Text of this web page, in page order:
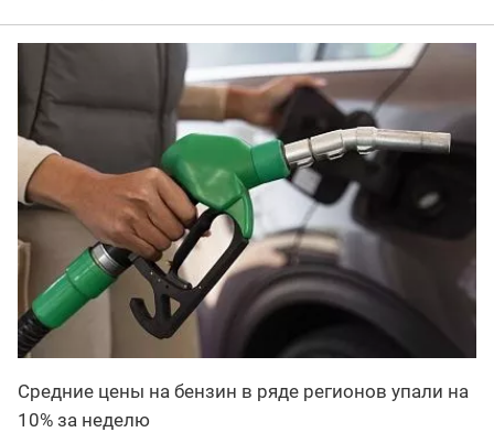
Средние цены на бензин в ряде регионов упали на
10% за неделю